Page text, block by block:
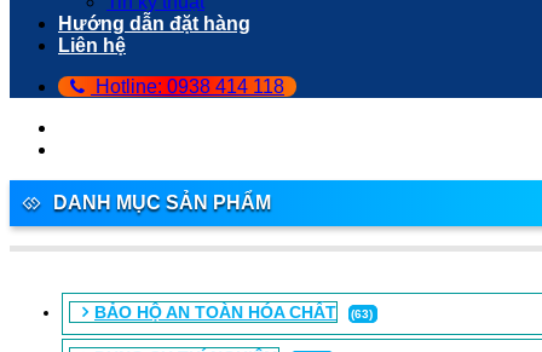
Hướng dẫn đặt hàng
Liên hệ
Hotline: 0938 414 118
DANH MỤC SẢN PHẨM
BẢO HỘ AN TOÀN HÓA CHẤT (63)